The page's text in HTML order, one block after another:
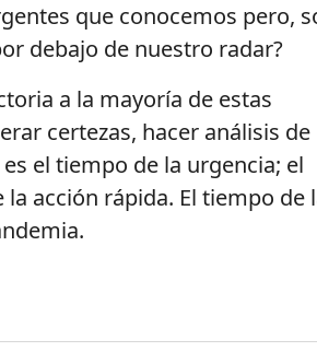
que conocemos pero,
debajo de nuestro radar?
a la mayoría de estas
certezas, hacer análisis de
el tiempo de la urgencia; el
acción rápida. El tiempo de